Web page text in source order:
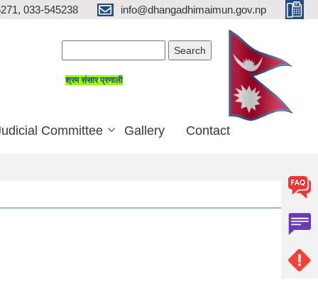
033-545238 info@dhangadhimaimun.gov.np
श्रम संसार प्रणाली
Committee Gallery Contact